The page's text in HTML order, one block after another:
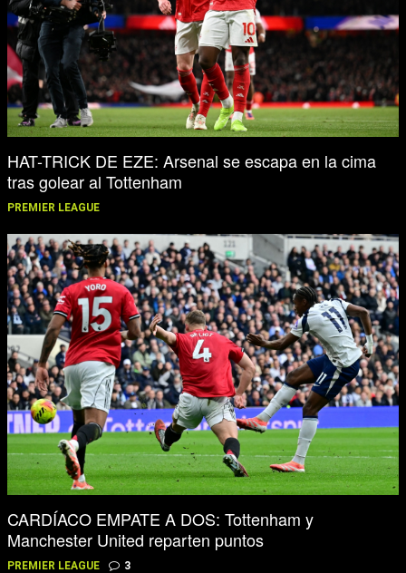
HAT-TRICK DE EZE: Arsenal se escapa en la cima
tras golear al Tottenham
PREMIER LEAGUE
CARDÍACO EMPATE A DOS: Tottenham y
Manchester United reparten puntos
PREMIER LEAGUE 3